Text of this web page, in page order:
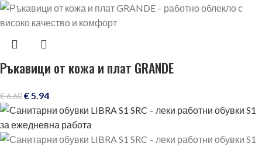
Ръкавици от кожа и плат GRANDE
€6.60€5.94